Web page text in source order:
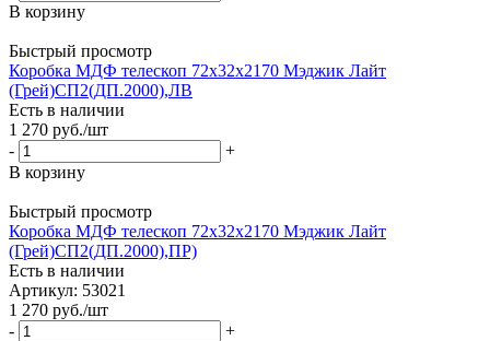
В корзину
Быстрый просмотр
Коробка МДФ телескоп 72х32х2170 Мэджик Лайт
(Грей)СП2(ДП.2000),ЛВ
Есть в наличии
1 270 руб./шт
-
+
В корзину
Быстрый просмотр
Коробка МДФ телескоп 72х32х2170 Мэджик Лайт
(Грей)СП2(ДП.2000),ПР)
Есть в наличии
Артикул: 53021
1 270 руб./шт
-
+